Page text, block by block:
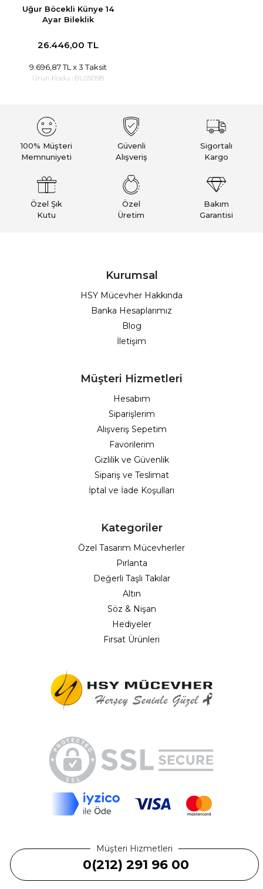
Uğur Böcekli Künye 14
Ayar Bileklik
26.446,00 TL
9.696,87 TL x 3 Taksit
Ürün Kodu : BL05098
100% Müşteri
Memnuniyeti
Güvenli
Alışveriş
Sigortalı
Kargo
Özel Şık
Kutu
Özel
Üretim
Bakım
Garantisi
Kurumsal
HSY Mücevher Hakkında
Banka Hesaplarımız
Blog
İletişim
Müşteri Hizmetleri
Hesabım
Siparişlerim
Alışveriş Sepetim
Favorilerim
Gizlilik ve Güvenlik
Sipariş ve Teslimat
İptal ve İade Koşulları
Kategoriler
Özel Tasarım Mücevherler
Pırlanta
Değerli Taşlı Takılar
Altın
Söz & Nişan
Hediyeler
Fırsat Ürünleri
Müşteri Hizmetleri
0(212) 291 96 00